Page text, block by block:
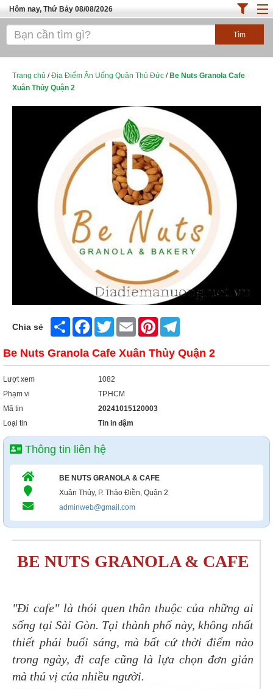
Hôm nay, Thứ Bảy 08/08/2026
Trang chủ
Cafe - Kem- Trà Sữa
Thực Phẩm Nông Hải Sản
Top Quán Ăn Sài Gòn
Trang chủ /Địa Điểm Ăn Uống Quận Thủ Đức / Be Nuts Granola Cafe
Xuân Thủy Quận 2
Chia sẻ Share FacebookTwitter Email Pinterest
Be Nuts Granola Cafe Xuân Thủy Quận 2
Lượt xem
1082
Phạm vi
TP.HCM
Mã tin
20241015120003
Loại tin
Tin in đậm
Thông tin liên hệ
BE NUTS GRANOLA & CAFE
Xuân Thủy, P. Thảo Điền, Quận 2
adminweb@gmail.com
BE NUTS GRANOLA & CAFE
"Đi cafe" là thói quen thân thuộc của những ai
sống tại Sài Gòn. Tại thành phố này, không nhất
thiết phải buổi sáng, mà bất cứ thời điểm nào
trong ngày, đi cafe cũng là lựa chọn đơn giản
mà thú vị của nhiều người.